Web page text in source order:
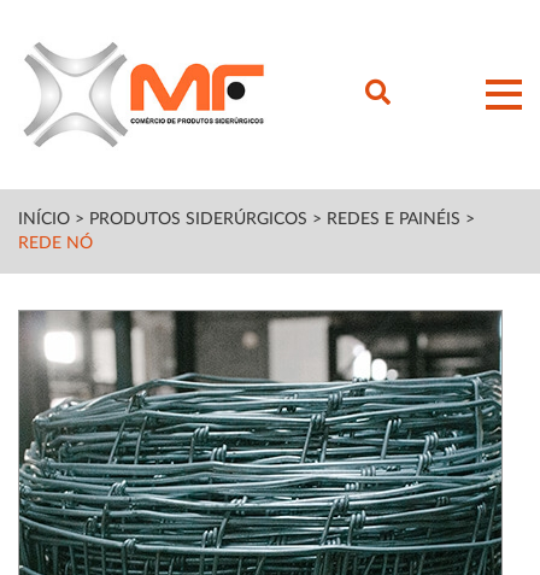
INÍCIO > PRODUTOS SIDERÚRGICOS > REDES E PAINÉIS >
REDE NÓ